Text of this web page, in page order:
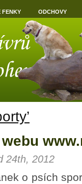
FENKY ODCHOVY
24th, 2012
o psích